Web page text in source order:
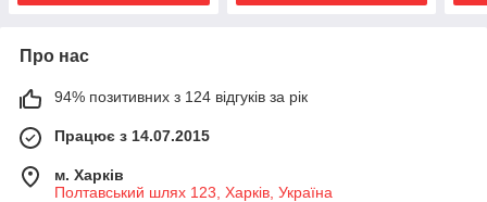
Про нас
94% позитивних з 124 відгуків за рік
Працює з 14.07.2015
м. Харків
Полтавський шлях 123, Харків, Україна